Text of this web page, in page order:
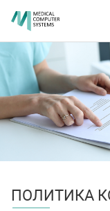
ПOЛИТИКА